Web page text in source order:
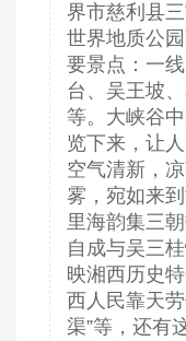
界市慈利县
世界地质公
要景点：一
台、吴王坡
等。大峡谷
览下来，让
空气清新，
雾，宛如来
里海韵集三
自成与吴三
映湘西历史
西人民靠天
渠”等，还有